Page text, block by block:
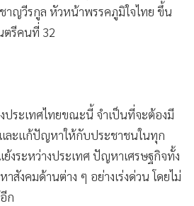
ญวีรกูล หัวหน้าพรรคภูมิใจไทย ขึ้น
ตรีคนที่ 32
ประเทศไทยขณะนี้ จำเป็นที่จะต้องมี
ละแก้ปัญหาให้กับประชาชนในทุก
งระหว่างประเทศ ปัญหาเศรษฐกิจทั้ง
งคมด้านต่าง ๆ อย่างเร่งด่วน โดยไม่
ก